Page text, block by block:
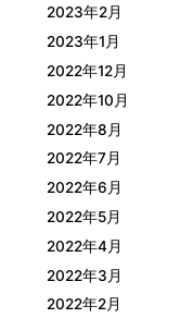
2023年2月
2023年1月
2022年12月
2022年10月
2022年8月
2022年7月
2022年6月
2022年5月
2022年4月
2022年3月
2022年2月